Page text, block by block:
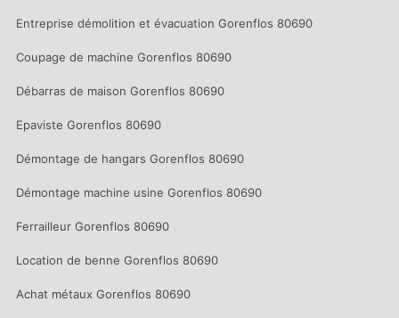
Entreprise démolition et évacuation Gorenflos 80690
Coupage de machine Gorenflos 80690
Débarras de maison Gorenflos 80690
Epaviste Gorenflos 80690
Démontage de hangars Gorenflos 80690
Démontage machine usine Gorenflos 80690
Ferrailleur Gorenflos 80690
Location de benne Gorenflos 80690
Achat métaux Gorenflos 80690